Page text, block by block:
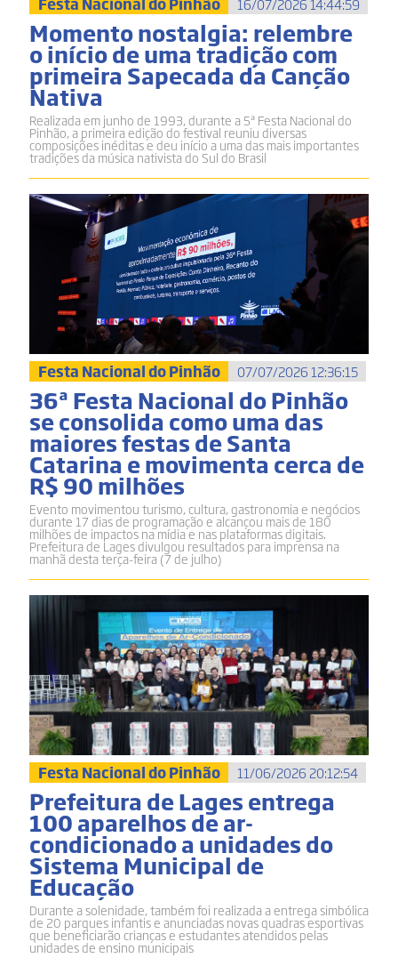
Momento nostalgia: relembre
o início de uma tradição com
primeira Sapecada da Canção
Nativa
Realizada em junho de 1993, durante a 5ª Festa Nacional do
Pinhão, a primeira edição do festival reuniu diversas
composições inéditas e deu início a uma das mais importantes
tradições da música nativista do Sul do Brasil
Festa Nacional do Pinhão 07/07/2026 12:36:15
36ª Festa Nacional do Pinhão
se consolida como uma das
maiores festas de Santa
Catarina e movimenta cerca de
R$ 90 milhões
Evento movimentou turismo, cultura, gastronomia e negócios
durante 17 dias de programação e alcançou mais de 180
milhões de impactos na mídia e nas plataformas digitais.
Prefeitura de Lages divulgou resultados para imprensa na
manhã desta terça-feira (7 de julho)
Festa Nacional do Pinhão 11/06/2026 20:12:54
Prefeitura de Lages entrega
100 aparelhos de ar-
condicionado a unidades do
Sistema Municipal de
Educação
Durante a solenidade, também foi realizada a entrega simbólica
de 20 parques infantis e anunciadas novas quadras esportivas
que beneficiarão crianças e estudantes atendidos pelas
unidades de ensino municipais